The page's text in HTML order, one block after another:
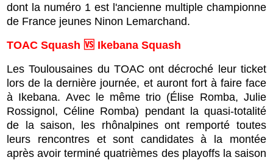
dont la numéro 1 est l'ancienne multiple championne
de France jeunes Ninon Lemarchand.
TOAC Squash 🆚 Ikebana Squash
Les Toulousaines du TOAC ont décroché leur ticket
lors de la dernière journée, et auront fort à faire face
à Ikebana. Avec le même trio (Élise Romba, Julie
Rossignol, Céline Romba) pendant la quasi-totalité
de la saison, les rhônalpines ont remporté toutes
leurs rencontres et sont candidates à la montée
après avoir terminé quatrièmes des playoffs la saison